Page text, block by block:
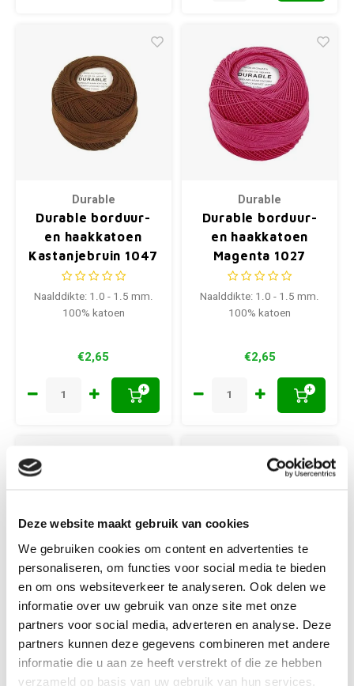
Deze website maakt gebruik van cookies
We gebruiken cookies om content en advertenties te
personaliseren, om functies voor social media te bieden
en om ons websiteverkeer te analyseren. Ook delen we
informatie over uw gebruik van onze site met onze
partners voor social media, adverteren en analyse. Deze
partners kunnen deze gegevens combineren met andere
informatie die u aan ze heeft verstrekt of die ze hebben
verzameld op basis van uw gebruik van hun services.
Durable
Durable borduur-
en haakkatoen
Kastanjebruin 1047
Naalddikte: 1.0 - 1.5 mm.
100% katoen
€2,65
+
Durable
Durable borduur-
en haakkatoen
Magenta 1027
Naalddikte: 1.0 - 1.5 mm.
100% katoen
€2,65
+
Durable
Durable borduur-
en haakkatoen
Middernachtblauw
Durable
Durable borduur-
en haakkatoen
Donkergroen 1007